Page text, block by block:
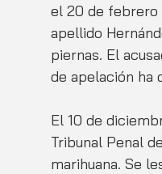
el 20 de febrero
apellido
piernas. El
de apelación ha
El 10 de
Tribunal Penal
marihuana. Se